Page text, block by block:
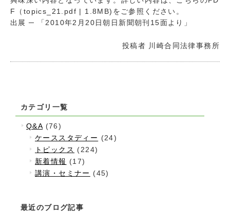
F（topics_21.pdf | 1.8MB)をご参照ください。
出展 ─ 「2010年2月20日朝日新聞朝刊15面より」
投稿者 川崎合同法律事務所
カテゴリ一覧
Q&A (76)
ケーススタディー (24)
トピックス (224)
新着情報 (17)
講演・セミナー (45)
最近のブログ記事